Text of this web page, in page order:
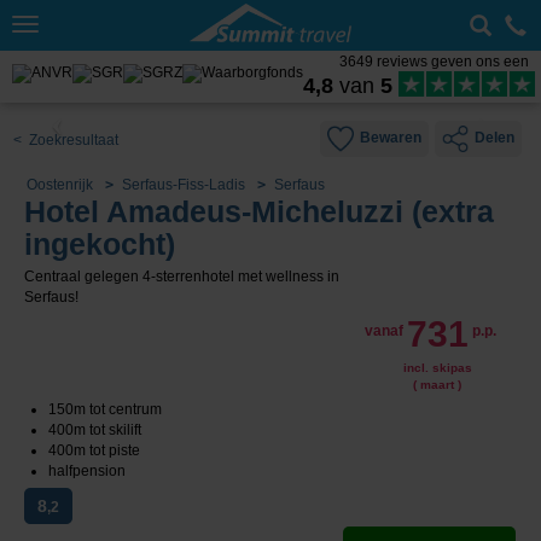
Toggle
3649 reviews geven ons een
4,8 van 5
< Zoekresultaat Bewaren Delen
Oostenrijk Serfaus-Fiss-Ladis Serfaus
Hotel Amadeus-Micheluzzi (extra
ingekocht)
Centraal gelegen 4-sterrenhotel met wellness in
Serfaus!
vanaf 731 p.p.
incl. skipas
( maart )
150m tot centrum
400m tot skilift
400m tot piste
halfpension
8,2